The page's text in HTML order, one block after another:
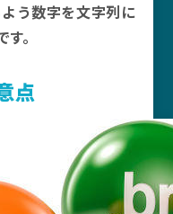
う数字を文字列に
。
点